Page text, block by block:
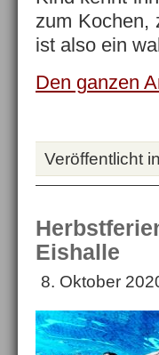
zum Kochen,
ist also ein
Den ganzen
Veröffentlicht in
Eishalle
8. Oktober